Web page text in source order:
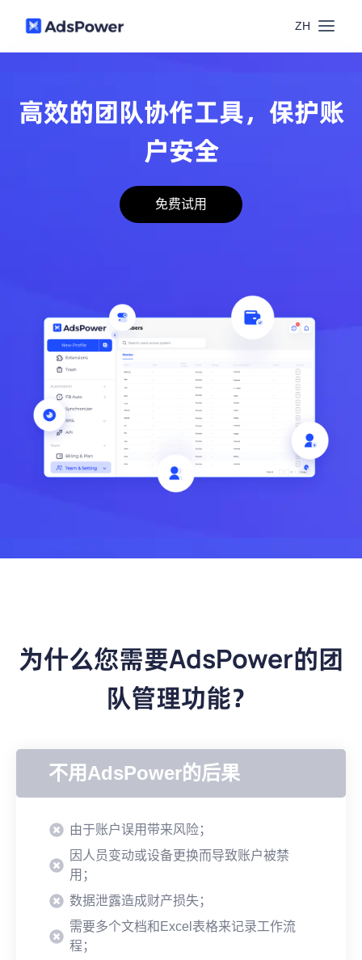
ZH
多账号管理
Local API
批量环境管理
团队协作
云手机
场景
社媒营销
网络爬虫
流量套利
博客中心
合作伙伴中心
帮助中心
视频教程
高效的团队协作工具，保护账
户安全
免费试用
为什么您需要AdsPower的团
队管理功能？
不用AdsPower的后果
由于账户误用带来风险；
因人员变动或设备更换而导致账户被禁
用；
数据泄露造成财产损失；
需要多个文档和Excel表格来记录工作流
程；